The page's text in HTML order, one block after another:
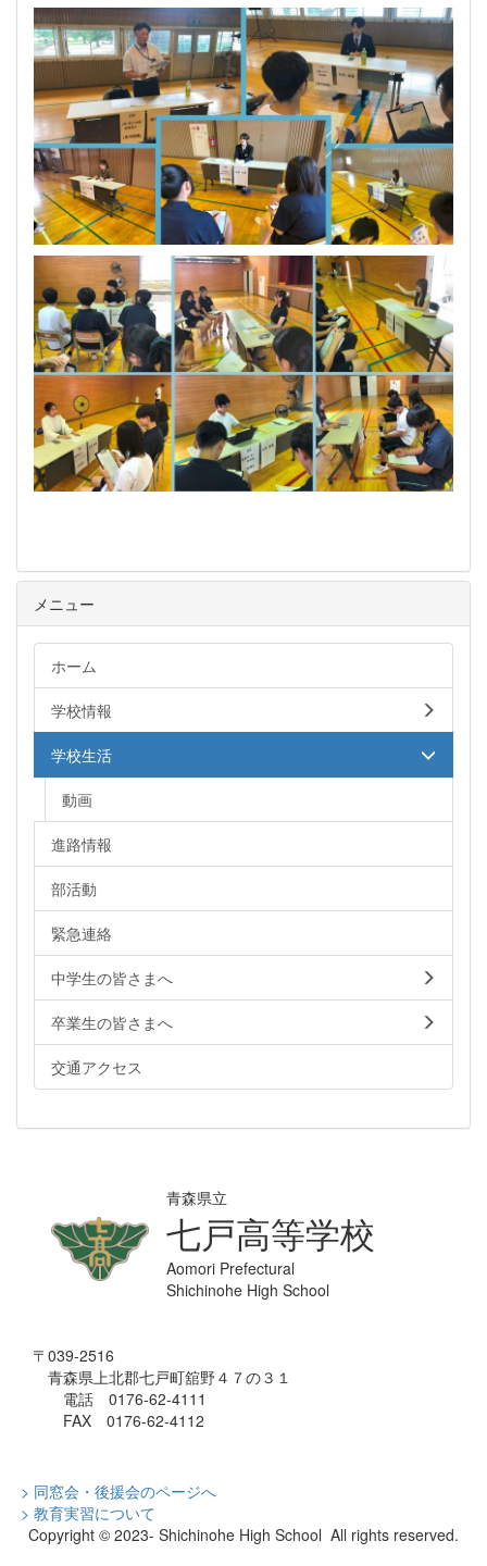
メニュー
ホーム
学校情報
学校生活
動画
進路情報
部活動
緊急連絡
中学生の皆さまへ
卒業生の皆さまへ
交通アクセス
青森県立
七戸高等学校
Aomori Prefectural
Shichinohe High School
〒039-2516
青森県上北郡七戸町舘野４７の３１
電話 0176-62-4111
FAX 0176-62-4112
> 同窓会・後援会のページへ
> 教育実習について
Copyright © 2023- Shichinohe High School All rights reserved.